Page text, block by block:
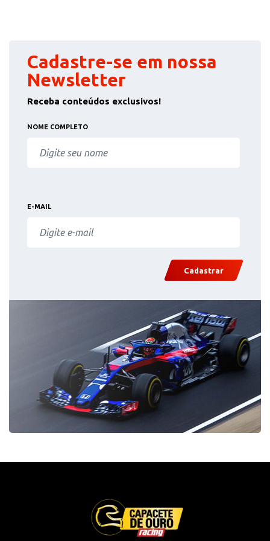
Cadastre-se em nossa
Newsletter
Receba conteúdos exclusivos!
NOME COMPLETO
E-MAIL
Cadastrar